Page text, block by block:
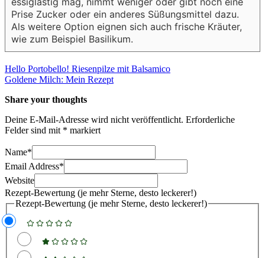
Prise Zucker oder ein anderes Süßungsmittel dazu.
Als weitere Option eignen sich auch frische Kräuter,
wie zum Beispiel Basilikum.
Beitragsnavigation
Hello Portobello! Riesenpilze mit Balsamico
Goldene Milch: Mein Rezept
Share your thoughts
Deine E-Mail-Adresse wird nicht veröffentlicht. Erforderliche
Felder sind mit * markiert
Name*
Email Address*
Website
Rezept-Bewertung (je mehr Sterne, desto leckerer!)
Rezept-Bewertung (je mehr Sterne, desto leckerer!)